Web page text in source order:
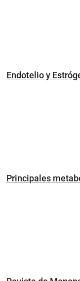
Endotelio y
Principales